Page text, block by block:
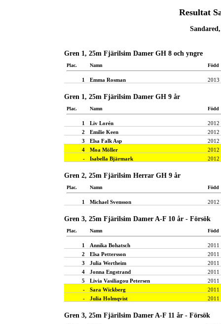
Resultat
Gren 1, 25m Fjärilsim Damer GH 8 och yngre
Plac. Namn Född
1 Emma Rosman 2013
Gren 1, 25m Fjärilsim Damer GH 9 år
Plac. Namn Född
1 Liv Lorén
2012
2
Emilie Keen
2012
3
Elsa Falk Asp
2012
4
Moa Möller
2012
-
Isabella Bjärmark 2012
Gren 2, 25m Fjärilsim Herrar GH 9 år
Plac. Namn Född
1 Michael Svensson 2012
Gren 3, 25m Fjärilsim Damer A-F 10 år - Försök
Plac. Namn Född
1 Annika Bohatsch
2011
2
Elsa Pettersson
2011
3
Julia Wertheim
2011
4
Jonna Engstrand
2011
5
Livia Vasiliagou Petersen
2011
-
Sara Wickberg
2011
-
Julia Holmqvist 2011
Gren 3, 25m Fjärilsim Damer A-F 11 år - Försök